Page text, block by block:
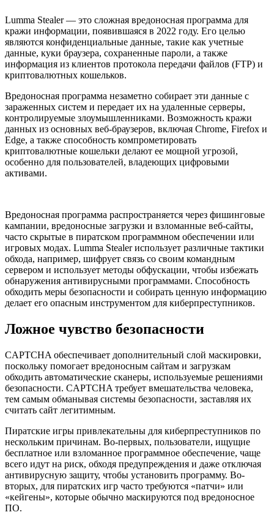
Lumma Stealer — это сложная вредоносная программа для
кражи информации, появившаяся в 2022 году. Его целью
являются конфиденциальные данные, такие как учетные
данные, куки браузера, сохраненные пароли, а также
информация из клиентов протокола передачи файлов (FTP) и
криптовалютных кошельков.
Вредоносная программа незаметно собирает эти данные с
зараженных систем и передает их на удаленные серверы,
контролируемые злоумышленниками. Возможность кражи
данных из основных веб-браузеров, включая Chrome, Firefox и
Edge, а также способность компрометировать
криптовалютные кошельки делают ее мощной угрозой,
особенно для пользователей, владеющих цифровыми
активами.
Вредоносная программа распространяется через фишинговые
кампании, вредоносные загрузки и взломанные веб-сайты,
часто скрытые в пиратском программном обеспечении или
игровых модах. Lumma Stealer использует различные тактики
обхода, например, шифрует связь со своим командным
сервером и использует методы обфускации, чтобы избежать
обнаружения антивирусными программами. Способность
обходить меры безопасности и собирать ценную информацию
делает его опасным инструментом для киберпреступников.
Ложное чувство безопасности
CAPTCHA обеспечивает дополнительный слой маскировки,
поскольку помогает вредоносным сайтам и загрузкам
обходить автоматические сканеры, используемые решениями
безопасности. CAPTCHA требует вмешательства человека,
тем самым обманывая системы безопасности, заставляя их
считать сайт легитимным.
Пиратские игры привлекательны для киберпреступников по
нескольким причинам. Во-первых, пользователи, ищущие
бесплатное или взломанное программное обеспечение, чаще
всего идут на риск, обходя предупреждения и даже отключая
антивирусную защиту, чтобы установить программу. Во-
вторых, для пиратских игр часто требуются «патчи» или
«кейгены», которые обычно маскируются под вредоносное
ПО.